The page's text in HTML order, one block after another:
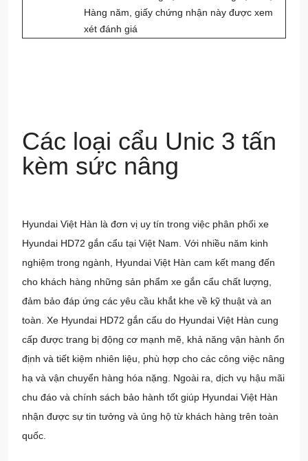
Hàng năm, giấy chứng nhận này được xem
xét đánh giá
Các loại cẩu Unic 3 tấn
kèm sức nâng
Hyundai Việt Hàn là đơn vị uy tín trong việc phân phối xe
Hyundai HD72 gắn cẩu tại Việt Nam. Với nhiều năm kinh
nghiệm trong ngành, Hyundai Việt Hàn cam kết mang đến
cho khách hàng những sản phẩm xe gắn cẩu chất lượng,
đảm bảo đáp ứng các yêu cầu khắt khe về kỹ thuật và an
toàn. Xe Hyundai HD72 gắn cẩu do Hyundai Việt Hàn cung
cấp được trang bị động cơ mạnh mẽ, khả năng vận hành ổn
định và tiết kiệm nhiên liệu, phù hợp cho các công việc nâng
hạ và vận chuyển hàng hóa nặng. Ngoài ra, dịch vụ hậu mãi
chu đáo và chính sách bảo hành tốt giúp Hyundai Việt Hàn
nhận được sự tin tưởng và ủng hộ từ khách hàng trên toàn
quốc.